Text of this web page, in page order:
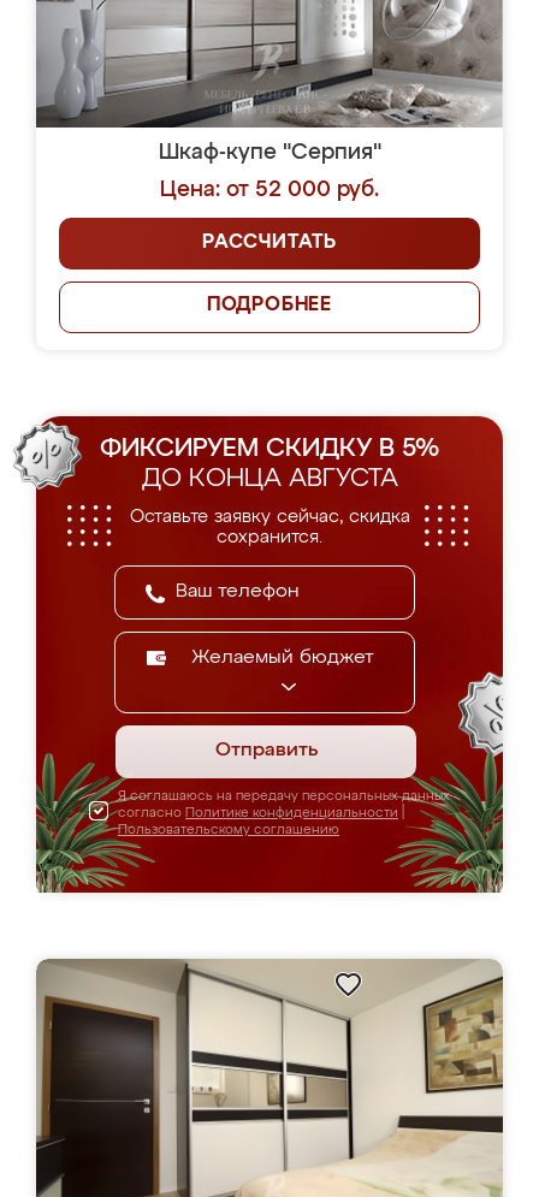
Шкаф-купе "Серпия"
Цена: от 52 000 руб.
РАССЧИТАТЬ
ПОДРОБНЕЕ
ФИКСИРУЕМ СКИДКУ В 5%
ДО КОНЦА АВГУСТА
Оставьте заявку сейчас, скидка
сохранится.
Желаемый бюджет
Отправить
Я соглашаюсь на передачу персональных данных
согласно Политике конфиденциальности
Пользовательскому соглашению